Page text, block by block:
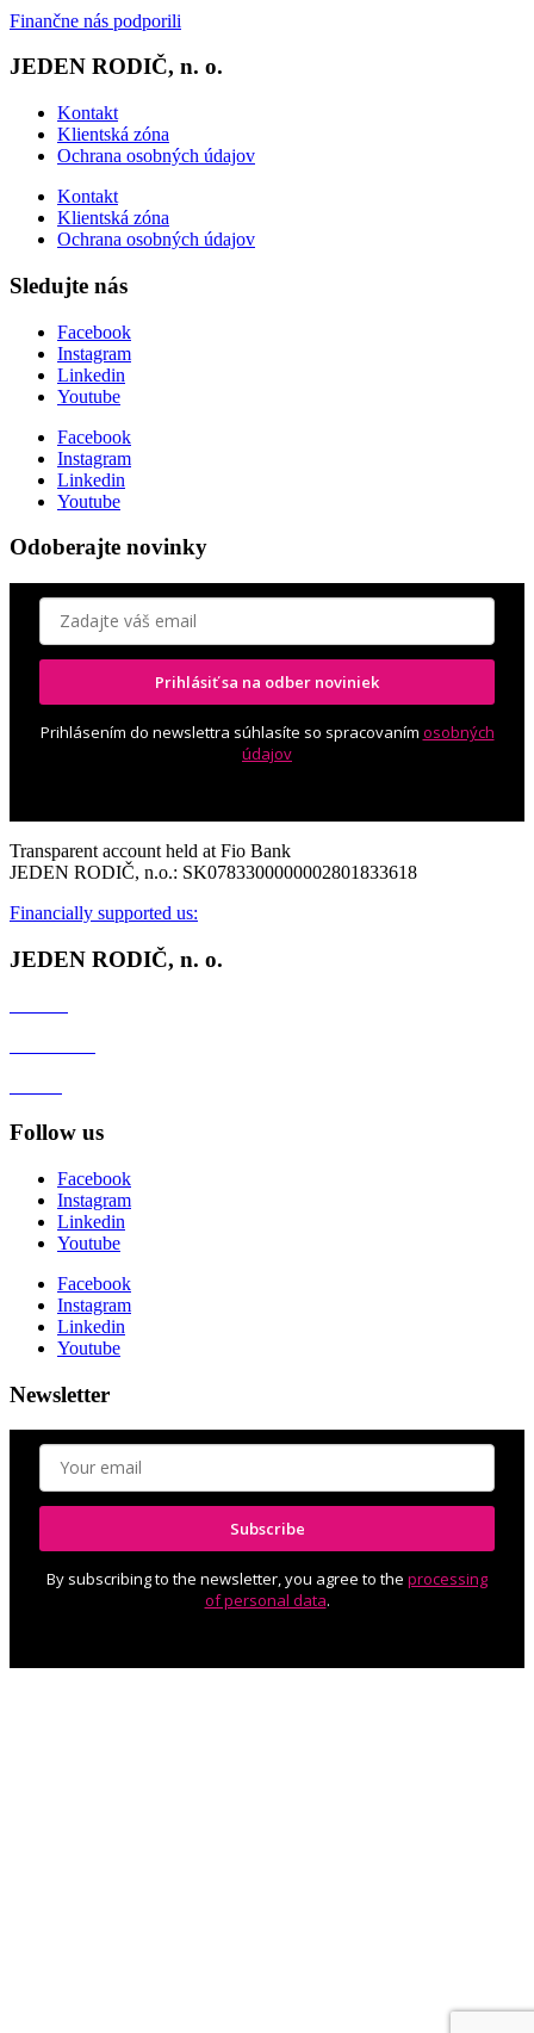
Finančne nás podporili
JEDEN RODIČ, n. o.
Kontakt
Klientská zóna
Ochrana osobných údajov
Kontakt
Klientská zóna
Ochrana osobných údajov
Sledujte nás
Facebook
Instagram
Linkedin
Youtube
Facebook
Instagram
Linkedin
Youtube
Odoberajte novinky
Prihlásiť sa na odber noviniek
Prihlásením do newslettra súhlasíte so spracovaním osobných
údajov
Transparent account held at Fio Bank
JEDEN RODIČ, n.o.: SK0783300000002801833618
Financially supported us:
JEDEN RODIČ, n. o.
Follow us
Facebook
Instagram
Linkedin
Youtube
Facebook
Instagram
Linkedin
Youtube
Newsletter
Subscribe
By subscribing to the newsletter, you agree to the processing
of personal data.